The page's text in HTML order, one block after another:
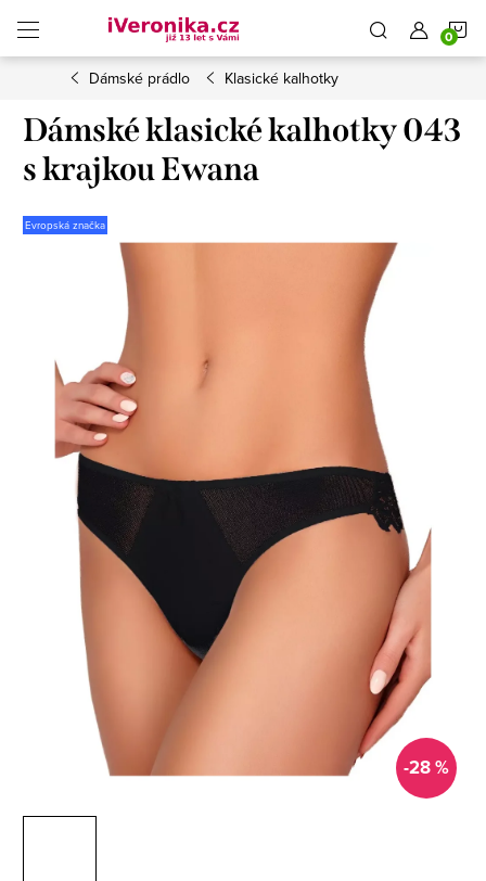
obsah
Dámské prádlo Klasické kalhotky
Dámské klasické kalhotky 043
s krajkou Ewana
Evropská značka
-28 %